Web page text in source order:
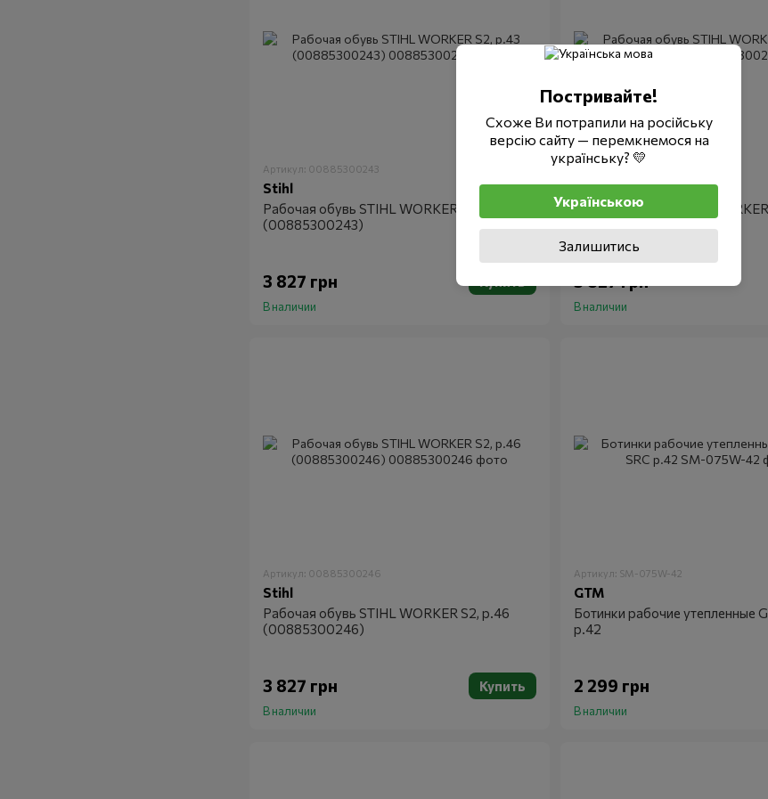
Артикул: 00885300243
Stihl
Рабочая обувь STIHL WORKER S2, р.43
(00885300243)
3 827 грн
В наличии
Артикул: 00885300244
Stihl
Рабочая обувь STIHL
3 827 грн
В наличии
Артикул: 00885300246
Stihl
Рабочая обувь STIHL WORKER S2, р.46
(00885300246)
3 827 грн Купить
В наличии
Артикул: SM-075W-42
GTM
Ботинки рабочие утепленные
р.42
2 299 грн
В наличии
Постривайте!
Схоже Ви потрапили на російську
версію сайту — перемкнемося на
українську? 💛
Українською
Залишитись